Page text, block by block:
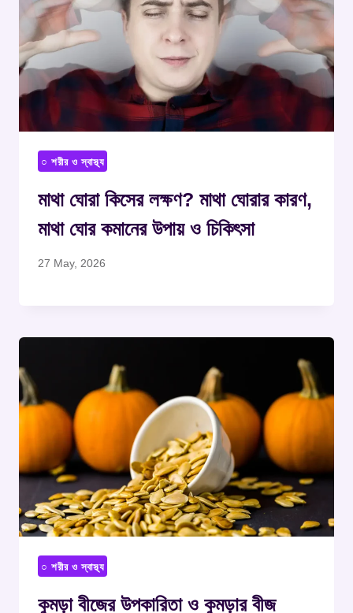
○ শরীর ও স্বাস্থ্য
মাথা ঘোরা কিসের লক্ষণ? মাথা ঘোরার কারণ,
মাথা ঘোর কমানের উপায় ও চিকিৎসা
27 May, 2026
○ শরীর ও স্বাস্থ্য
কুমড়া বীজের উপকারিতা ও কুমড়ার বীজ